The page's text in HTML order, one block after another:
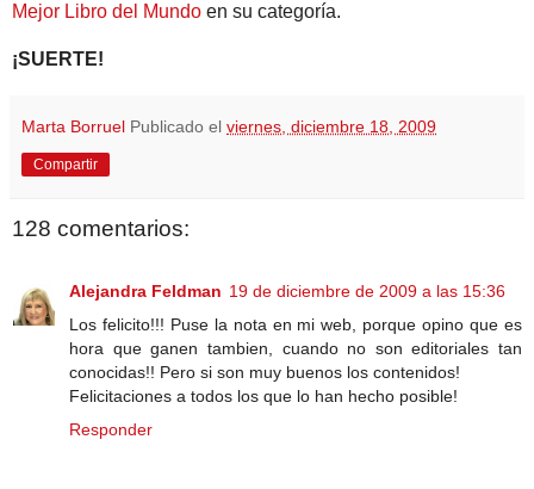
Mejor Libro del Mundo en su categoría.
¡SUERTE!
Marta Borruel Publicado el viernes, diciembre 18, 2009
Compartir
128 comentarios:
Alejandra Feldman 19 de diciembre de 2009 a las 15:36
Los felicito!!! Puse la nota en mi web, porque opino que es
hora que ganen tambien, cuando no son editoriales tan
conocidas!! Pero si son muy buenos los contenidos!
Felicitaciones a todos los que lo han hecho posible!
Responder